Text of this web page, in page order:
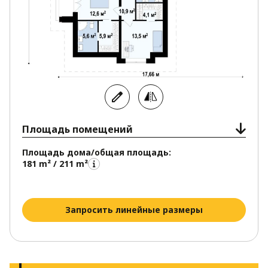
Площадь помещений
Площадь дома/общая площадь:
181 m² / 211 m²
Запросить линейные размеры